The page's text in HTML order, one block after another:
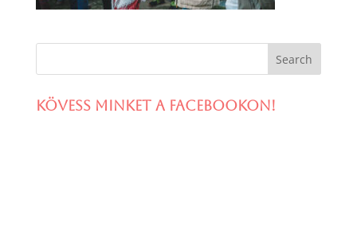
Kövess minket a facebookon!